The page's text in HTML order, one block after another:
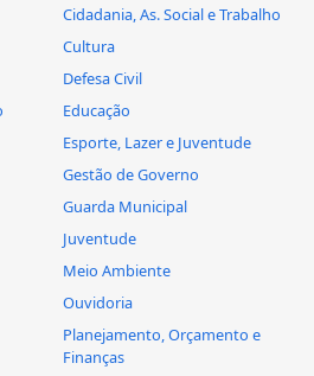
Cidadania, As. Social e Trabalho
Cultura
Defesa Civil
Educação
Esporte, Lazer e Juventude
Gestão de Governo
Guarda Municipal
Juventude
Meio Ambiente
Ouvidoria
Planejamento, Orçamento e
Finanças